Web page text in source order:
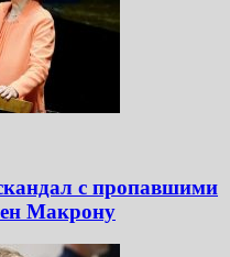
с пропавшими
Макрону